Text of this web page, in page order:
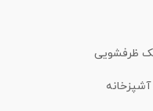
ظرفشویی